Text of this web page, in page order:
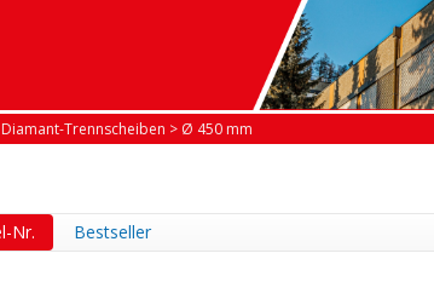
Diamant-Trennscheiben > Ø 450 mm
Nr. Bestseller